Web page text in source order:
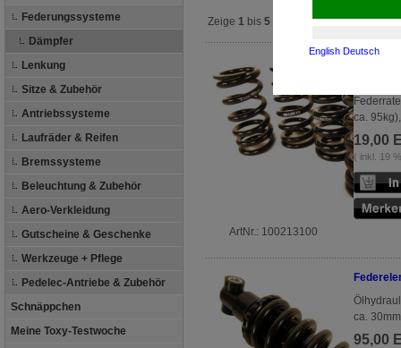
Federungssysteme
Dämpfer
Lenkung
Sitze & Zubehör
Antriebssysteme
Laufräder & Reifen
Bremssysteme
Beleuchtung & Zubehör
Aero-Verkleidung
Gutscheine & Geschenke
Werkzeuge + Pflege
Pedelec-Antriebe & Zubehör
Schnäppchen
Meine Toxy-Testwoche
Zeige 1 bis 5 (von insgesamt5Artikeln)
ArtNr.: 100213100
ca.
19,00
( inkl. 19
ca.
95,00
English Deutsch